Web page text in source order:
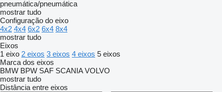
pneumática/pneumática
mostrar tudo
Configuração do eixo
4x2 4x4 6x2 6x4 8x4
mostrar tudo
Eixos
1 eixo 2 eixos 3 eixos 4 eixos 5 eixos
Marca dos eixos
BMW BPW SAF SCANIA VOLVO
mostrar tudo
Distância entre eixos